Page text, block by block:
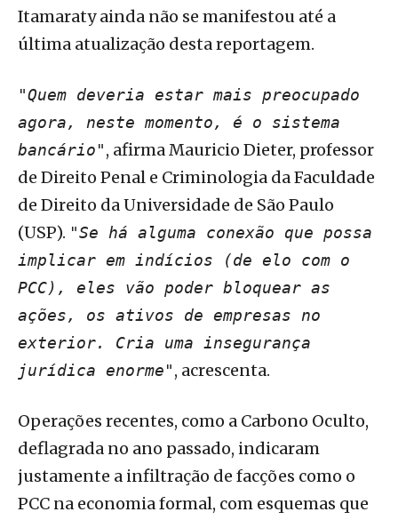
Itamaraty ainda não se manifestou até a
última atualização desta reportagem.
"Quem deveria estar mais preocupado
agora, neste momento, é o sistema
bancário", afirma Mauricio Dieter, professor
de Direito Penal e Criminologia da Faculdade
de Direito da Universidade de São Paulo
(USP). "Se há alguma conexão que possa
implicar em indícios (de elo com o
PCC), eles vão poder bloquear as
ações, os ativos de empresas no
exterior. Cria uma insegurança
jurídica enorme", acrescenta.
Operações recentes, como a Carbono Oculto,
deflagrada no ano passado, indicaram
justamente a infiltração de facções como o
PCC na economia formal, com esquemas que